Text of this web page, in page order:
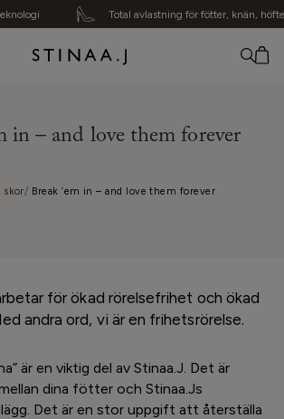
Total avlastning för fötter, knän, höfter,
in – and love them forever
skor Break ’em in – and love them forever
för ökad rörelsefrihet och ökad
andra ord, vi är en frihetsrörelse.
är en viktig del av Stinaa.J. Det är
dina fötter och Stinaa.Js
Det är en stor uppgift att återställa